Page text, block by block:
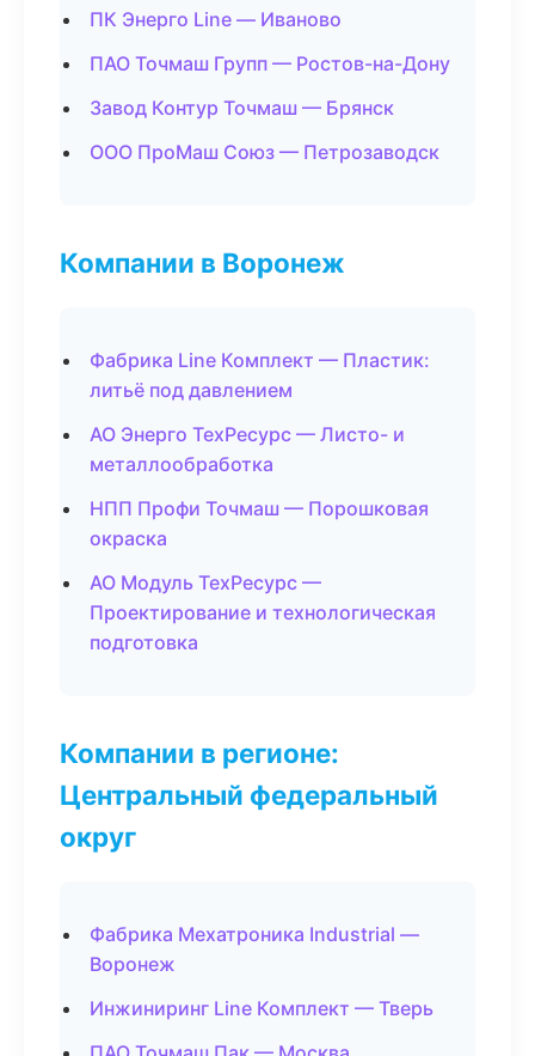
ПК Энерго Line — Иваново
ПАО Точмаш Групп — Ростов-на-Дону
Завод Контур Точмаш — Брянск
ООО ПроМаш Союз — Петрозаводск
Компании в Воронеж
Фабрика Line Комплект — Пластик:
литьё под давлением
АО Энерго ТехРесурс — Листо- и
металлообработка
НПП Профи Точмаш — Порошковая
окраска
АО Модуль ТехРесурс —
Проектирование и технологическая
подготовка
Компании в регионе:
Центральный федеральный
округ
Фабрика Мехатроника Industrial —
Воронеж
Инжиниринг Line Комплект — Тверь